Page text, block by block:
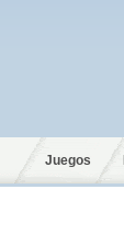
Juegos